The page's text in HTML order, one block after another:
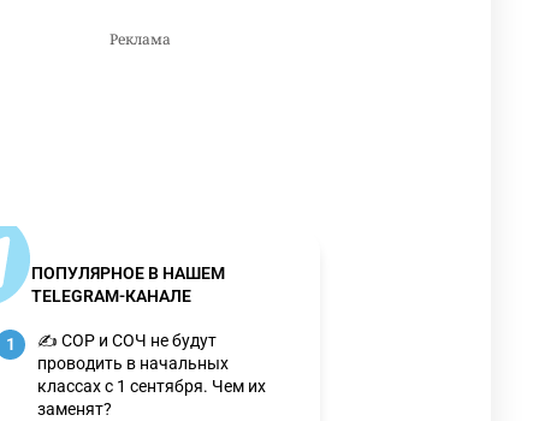
ПОПУЛЯРНОЕ В НАШЕМ
TELEGRAM-КАНАЛЕ
1
✍️ СОР и СОЧ не будут
проводить в начальных
классах с 1 сентября. Чем их
заменят?